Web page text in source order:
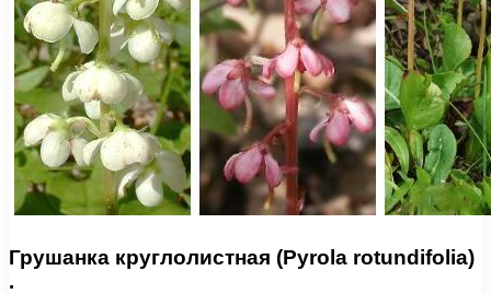
Грушанка круглолистная (Pyrola rotundifolia)
.